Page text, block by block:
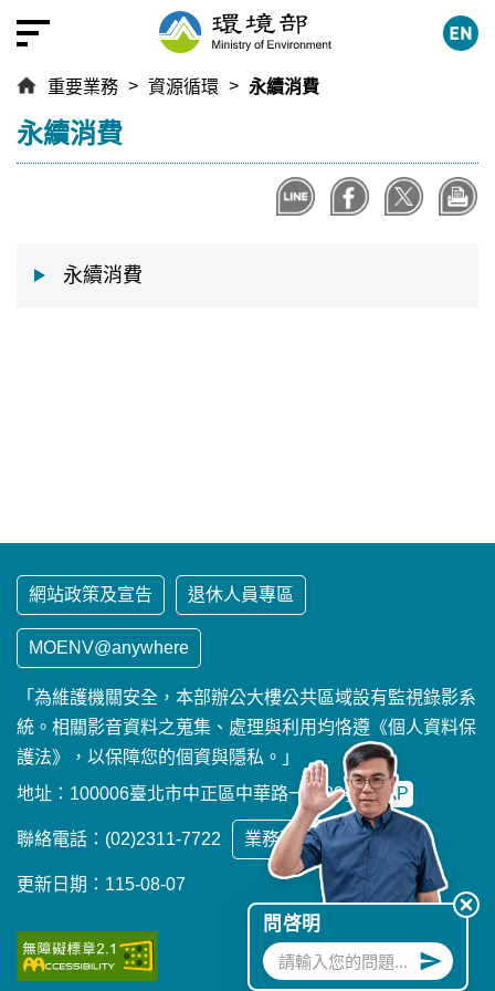
跳
到
要
內
容
重要業務 資源循環
永續消費
:::
永續消費
永續消費
網站政策及宣告 退休人員專區
MOENV@anywhere
「為維護機關安全，本部辦公大樓公共區域設有監視錄影系
統。相關影音資料之蒐集、處理與利用均恪遵《個人資料保
護法》，以保障您的個資與隱私。」
地址：100006臺北市中正區中華路一段83號 MAP
聯絡電話：(02)2311-7722 業務聯繫窗口
更新日期：115-08-07
問啓明